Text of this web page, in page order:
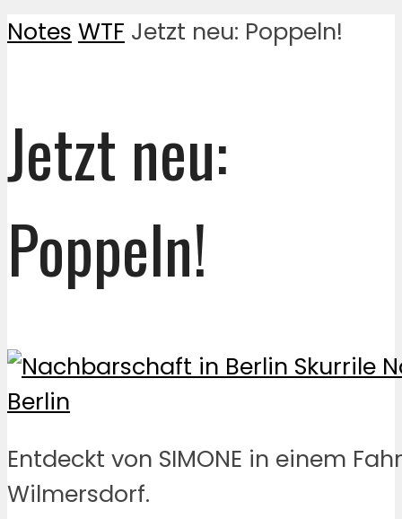
Notes WTF Jetzt neu: Poppeln!
Jetzt neu:
Poppeln!
Entdeckt von SIMONE in einem
Wilmersdorf.